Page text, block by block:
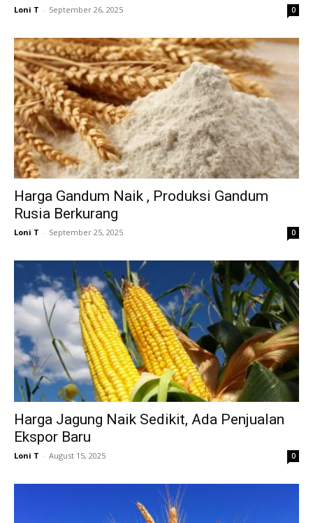
Loni T - September 26, 2025 0
Harga Gandum Naik , Produksi Gandum
Rusia Berkurang
Loni T - September 25, 2025 0
Harga Jagung Naik Sedikit, Ada Penjualan
Ekspor Baru
Loni T - August 15, 2025 0